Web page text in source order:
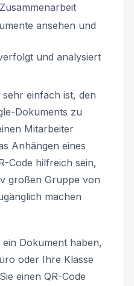
ansehen und
und analysiert
einfach ist, den
Dokuments zu
Mitarbeiter
Anhängen eines
Code hilfreich sein,
großen Gruppe von
machen
ein Dokument haben,
oder Ihre Klasse
einen QR-Code